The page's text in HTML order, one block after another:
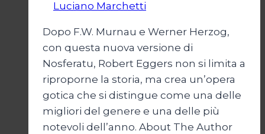
Luciano Marchetti
Dopo F.W. Murnau e Werner Herzog,
con questa nuova versione di
Nosferatu, Robert Eggers non si limita a
riproporne la storia, ma crea un’opera
gotica che si distingue come una delle
migliori del genere e una delle più
notevoli dell’anno. About The Author